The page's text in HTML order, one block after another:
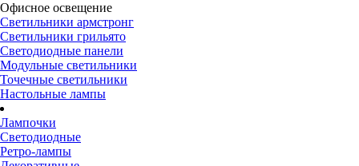
Офисное освещение
Светильники армстронг
Светильники грильято
Светодиодные панели
Модульные светильники
Точечные светильники
Настольные лампы
Лампочки
Светодиодные
Ретро-лампы